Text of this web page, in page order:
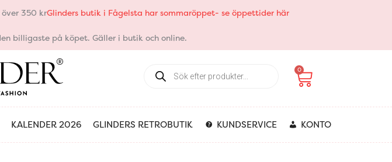
350 krGlinders butik i Fågelsta har sommaröppet- se öppettider här
billigaste på köpet. Gäller i butik och online.
search
0
Varukorg
KALENDER 2026 GLINDERS RETROBUTIK KUNDSERVICE KONTO